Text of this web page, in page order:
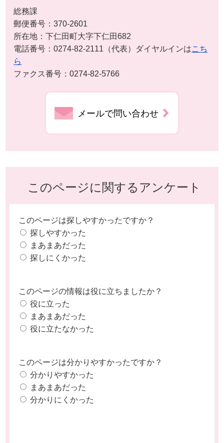
総務課
郵便番号：370-2601
所在地：下仁田町大字下仁田682
電話番号：0274-82-2111（代表）ダイヤルインはこち
ら
ファクス番号：0274-82-5766
メールで問い合わせ
このページに関するアンケート
このページは探しやすかったですか？
探しやすかった
まあまあだった
探しにくかった
このページの情報は役に立ちましたか？
役に立った
まあまあだった
役に立たなかった
このページは分かりやすかったですか？
分かりやすかった
まあまあだった
分かりにくかった